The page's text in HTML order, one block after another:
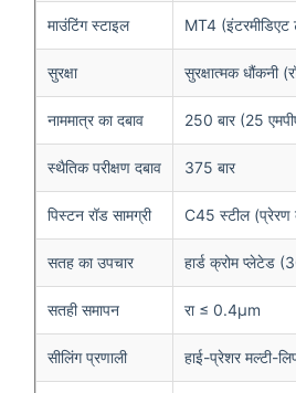
माउंटिंग स्टाइल MT4 (इंटरमीडिएट
सुरक्षा सुरक्षात्मक धौंकनी
नाममात्र का दबाव 250 बार (25
स्थैतिक परीक्षण दबाव 375 बार
पिस्टन रॉड सामग्री C45 स्टील (प्रेरण
सतह का उपचार हार्ड क्रोम प्लेटेड
सतही समापन रा ≤ 0.4μm
सीलिंग प्रणाली हाई-प्रेशर मल्टी-